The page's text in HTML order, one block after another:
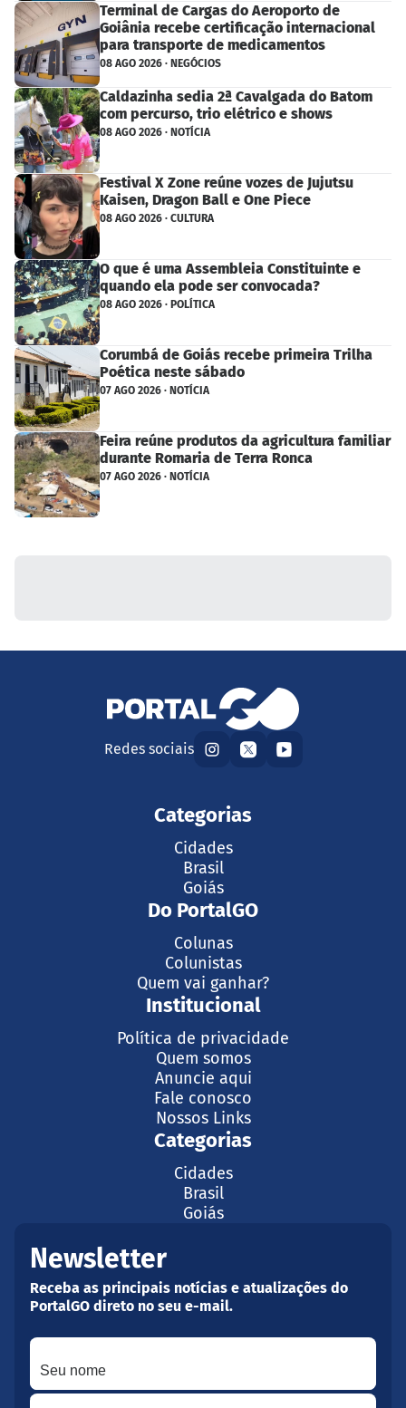
Terminal de Cargas do Aeroporto de
Goiânia recebe certificação internacional
para transporte de medicamentos
08 AGO 2026 · NEGÓCIOS
Caldazinha sedia 2ª Cavalgada do Batom
com percurso, trio elétrico e shows
08 AGO 2026 · NOTÍCIA
Festival X Zone reúne vozes de Jujutsu
Kaisen, Dragon Ball e One Piece
08 AGO 2026 · CULTURA
O que é uma Assembleia Constituinte e
quando ela pode ser convocada?
08 AGO 2026 · POLÍTICA
Corumbá de Goiás recebe primeira Trilha
Poética neste sábado
07 AGO 2026 · NOTÍCIA
Feira reúne produtos da agricultura familiar
durante Romaria de Terra Ronca
07 AGO 2026 · NOTÍCIA
Redes sociais
Categorias
Cidades
Brasil
Goiás
Do PortalGO
Colunas
Colunistas
Quem vai ganhar?
Institucional
Política de privacidade
Quem somos
Anuncie aqui
Fale conosco
Nossos Links
Categorias
Cidades
Brasil
Goiás
Newsletter
Receba as principais notícias e atualizações do
PortalGO direto no seu e-mail.
Seu nome
Seu melhor e-mail